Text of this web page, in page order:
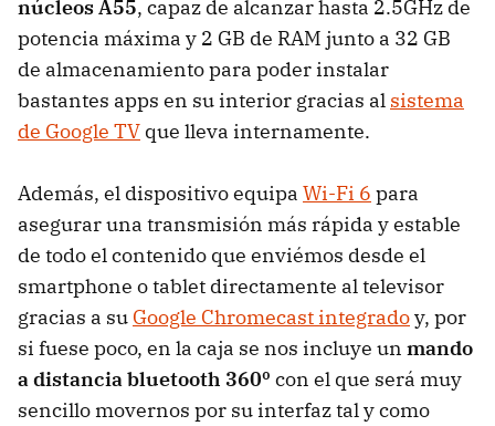
núcleos A55, capaz de alcanzar hasta 2.5GHz de
potencia máxima y 2 GB de RAM junto a 32 GB
de almacenamiento para poder instalar
bastantes apps en su interior gracias al sistema
de Google TV que lleva internamente.
Además, el dispositivo equipa Wi-Fi 6 para
asegurar una transmisión más rápida y estable
de todo el contenido que enviémos desde el
smartphone o tablet directamente al televisor
gracias a su Google Chromecast integradoy, por
si fuese poco, en la caja se nos incluye un mando
a distancia bluetooth 360º con el que será muy
sencillo movernos por su interfaz tal y como